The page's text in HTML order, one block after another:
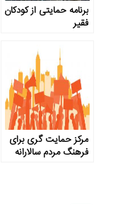
برنامه حمایتی از کودکان
فقیر
مرکز حمایت گری برای
فرهنگ مردم سالارانه